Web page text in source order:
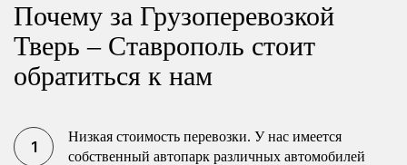
Почему за Грузоперевозкой
Тверь – Ставрополь стоит
обратиться к нам
Низкая стоимость перевозки. У нас имеется
собственный автопарк различных автомобилей